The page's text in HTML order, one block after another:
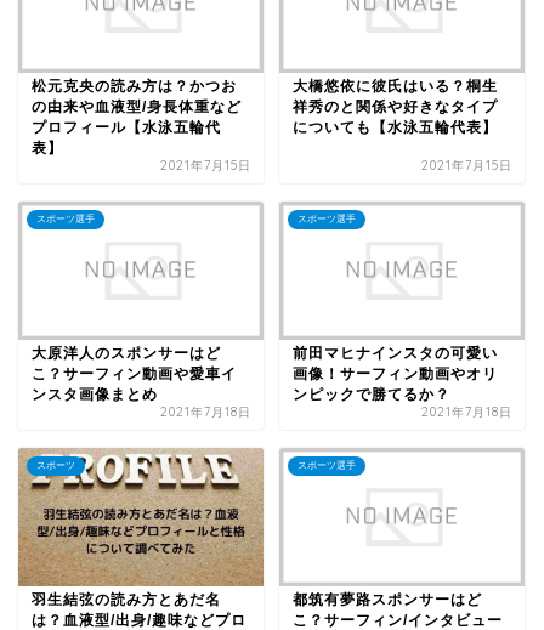
松元克央の読み方は？かつお
の由来や血液型/身長体重など
プロフィール【水泳五輪代
表】
2021年7月15日
大橋悠依に彼氏はいる？桐生
祥秀のと関係や好きなタイプ
についても【水泳五輪代表】
2021年7月15日
スポーツ選手
大原洋人のスポンサーはど
こ？サーフィン動画や愛車イ
ンスタ画像まとめ
2021年7月18日
スポーツ選手
前田マヒナインスタの可愛い
画像！サーフィン動画やオリ
ンピックで勝てるか？
2021年7月18日
スポーツ
羽生結弦の読み方とあだ名
は？血液型/出身/趣味などプロ
スポーツ選手
都筑有夢路スポンサーはど
こ？サーフィン/インタビュー